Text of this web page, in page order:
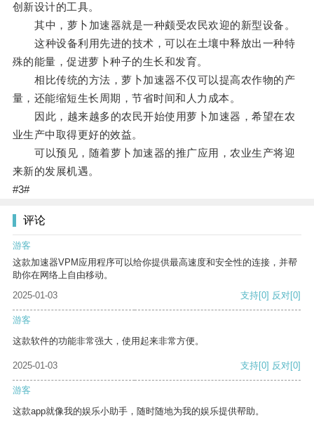
创新设计的工具。
其中，萝卜加速器就是一种颇受农民欢迎的新型设备。
这种设备利用先进的技术，可以在土壤中释放出一种特
殊的能量，促进萝卜种子的生长和发育。
相比传统的方法，萝卜加速器不仅可以提高农作物的产
量，还能缩短生长周期，节省时间和人力成本。
因此，越来越多的农民开始使用萝卜加速器，希望在农
业生产中取得更好的效益。
可以预见，随着萝卜加速器的推广应用，农业生产将迎
来新的发展机遇。
#3#
评论
游客
这款加速器VPM应用程序可以给你提供最高速度和安全性的连接，并帮
助你在网络上自由移动。
2025-01-03
支持[0] 反对[0]
游客
这款软件的功能非常强大，使用起来非常方便。
2025-01-03 支持[0] 反对[0]
游客
这款app就像我的娱乐小助手，随时随地为我的娱乐提供帮助。